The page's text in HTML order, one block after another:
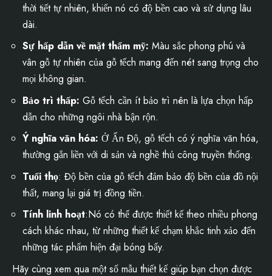
thời tiết tự nhiên, khiến nó có độ bền cao và sử dụng lâu
dài.
Sự hấp dẫn về mặt thẩm mỹ: Màu sắc phong phú và
vân gỗ tự nhiên của gỗ tếch mang đến nét sang trọng cho
mọi không gian.
Bảo trì thấp: Gỗ tếch cần ít bảo trì nên là lựa chọn hấp
dẫn cho những ngôi nhà bận rộn.
Ý nghĩa văn hóa: Ở Ấn Độ, gỗ tếch có ý nghĩa văn hóa,
thường gắn liền với di sản và nghề thủ công truyền thống.
Tuổi thọ: Độ bền của gỗ tếch đảm bảo độ bền của đồ nội
thất, mang lại giá trị đồng tiền.
Tính linh hoạt:Nó có thể được thiết kế theo nhiều phong
cách khác nhau, từ những thiết kế chạm khắc tinh xảo đến
những tác phẩm hiện đại bóng bẩy.
Hãy cùng xem qua một số mẫu thiết kế giúp bạn chọn được